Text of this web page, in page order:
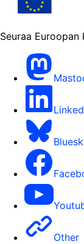
Seuraa Euroopan
Other